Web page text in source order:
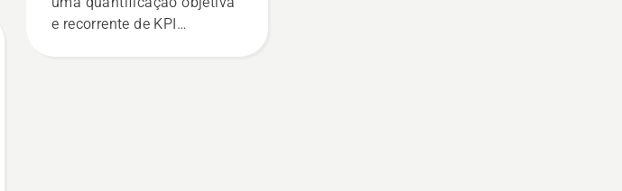
e recorrente de KPI